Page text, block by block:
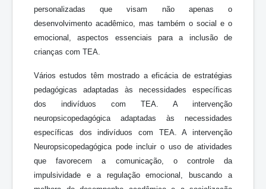
personalizadas que visam não apenas o
desenvolvimento acadêmico, mas também o social e o
emocional, aspectos essenciais para a inclusão de
crianças com TEA.
Vários estudos têm mostrado a eficácia de estratégias
pedagógicas adaptadas às necessidades específicas
dos indivíduos com TEA. A intervenção
neuropsicopedagógica adaptadas às necessidades
específicas dos indivíduos com TEA. A intervenção
Neuropsicopedagógica pode incluir o uso de atividades
que favorecem a comunicação, o controle da
impulsividade e a regulação emocional, buscando a